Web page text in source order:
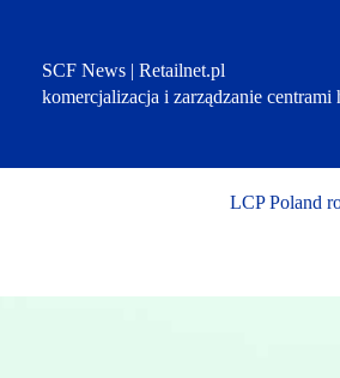
SCF News | Retailnet.pl
komercjalizacja i zarządzanie centrami
LCP Poland